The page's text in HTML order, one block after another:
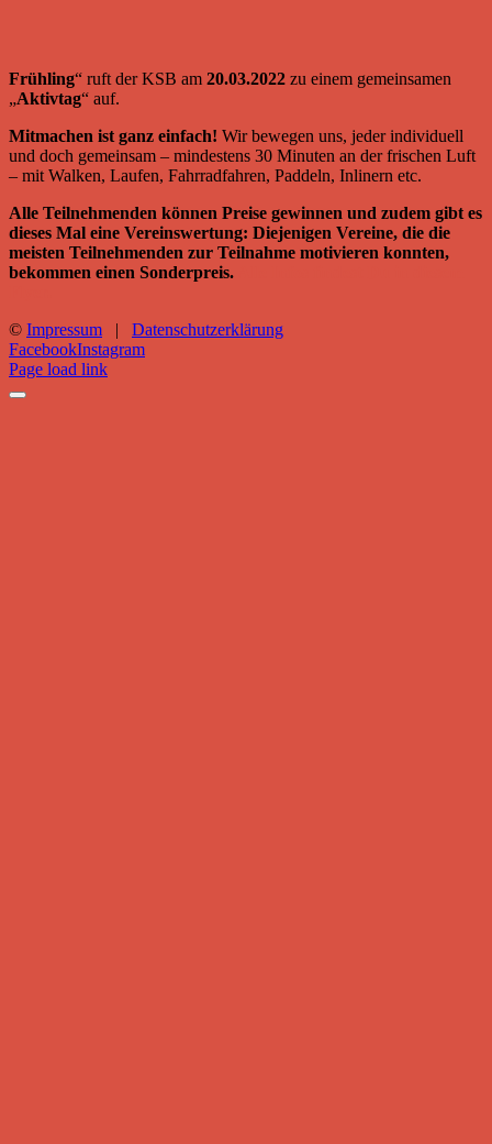
Frühling“ ruft der KSB am 20.03.2022 zu einem gemeinsamen
„Aktivtag“ auf.
Mitmachen ist ganz einfach! Wir bewegen uns, jeder individuell
und doch gemeinsam – mindestens 30 Minuten an der frischen Luft
– mit Walken, Laufen, Fahrradfahren, Paddeln, Inlinern etc.
Alle Teilnehmenden können Preise gewinnen und zudem gibt es
dieses Mal eine Vereinswertung: Diejenigen Vereine, die die
meisten Teilnehmenden zur Teilnahme motivieren konnten,
bekommen einen Sonderpreis.
© Impressum | Datenschutzerklärung
FacebookInstagram
Page load link